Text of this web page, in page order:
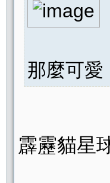
那麼可
霹靂貓星